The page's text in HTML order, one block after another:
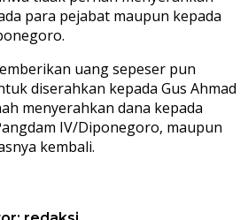
para pejabat maupun kepada
uang sepeser pun
diserahkan kepada Gus Ahmad
menyerahkan dana kepada
IV/Diponegoro, maupun
kembali.